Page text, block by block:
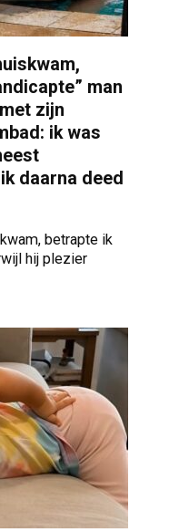
man
zijn
ik was
daarna deed
betrapte ik
hij plezier